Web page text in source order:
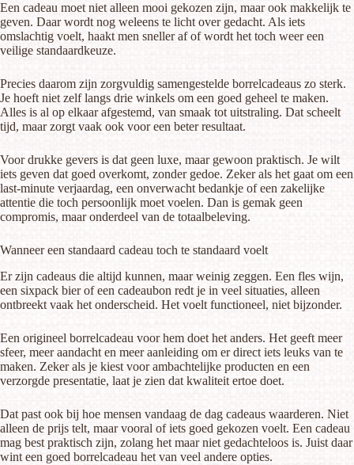
Een cadeau moet niet alleen mooi gekozen zijn, maar ook makkelijk te
geven. Daar wordt nog weleens te licht over gedacht. Als iets
omslachtig voelt, haakt men sneller af of wordt het toch weer een
veilige standaardkeuze.
Precies daarom zijn zorgvuldig samengestelde borrelcadeaus zo sterk.
Je hoeft niet zelf langs drie winkels om een goed geheel te maken.
Alles is al op elkaar afgestemd, van smaak tot uitstraling. Dat scheelt
tijd, maar zorgt vaak ook voor een beter resultaat.
Voor drukke gevers is dat geen luxe, maar gewoon praktisch. Je wilt
iets geven dat goed overkomt, zonder gedoe. Zeker als het gaat om een
last-minute verjaardag, een onverwacht bedankje of een zakelijke
attentie die toch persoonlijk moet voelen. Dan is gemak geen
compromis, maar onderdeel van de totaalbeleving.
Wanneer een standaard cadeau toch te standaard voelt
Er zijn cadeaus die altijd kunnen, maar weinig zeggen. Een fles wijn,
een sixpack bier of een cadeaubon redt je in veel situaties, alleen
ontbreekt vaak het onderscheid. Het voelt functioneel, niet bijzonder.
Een origineel borrelcadeau voor hem doet het anders. Het geeft meer
sfeer, meer aandacht en meer aanleiding om er direct iets leuks van te
maken. Zeker als je kiest voorambachtelijke producten en een
verzorgde presentatie, laat je zien dat kwaliteit ertoe doet.
Dat past ook bij hoe mensen vandaag de dag cadeaus waarderen. Niet
alleen de prijs telt, maar vooral of iets goed gekozen voelt. Een cadeau
mag best praktisch zijn, zolang het maar niet gedachteloos is. Juist daar
wint een goed borrelcadeau het van veel andere opties.